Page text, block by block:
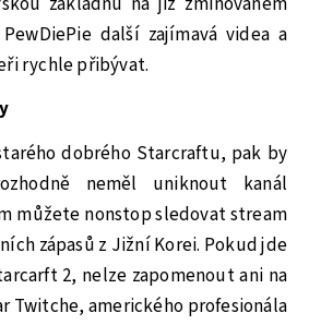
další zajímavá videa a
rychle přibývat.
dobrého Starcraftu, pak by
neměl uniknout kanál
můžete nonstop sledovat stream
zápasů z Jižní Korei. Pokud jde
2, nelze zapomenout ani na
Twitche, amerického profesionála